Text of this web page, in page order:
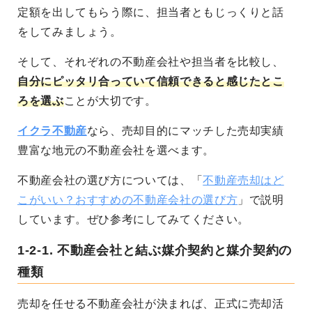
定額を出してもらう際に、担当者ともじっくりと話
をしてみましょう。
そして、 それぞれの不動産会社や担当者を比較し、
自分にピッタリ合っていて信頼できると感じたとこ
ろを選ぶこと が大切です。
イクラ不動産なら、売却目的にマッチした売却実績
豊富な地元の不動産会社を選べます。
不動産会社の選び方については、「不動産売却はど
こがいい？おすすめの不動産会社の選び方 」で説明
しています。ぜひ参考にしてみてください。
1-2-1. 不動産会社と結ぶ媒介契約と媒介契約の
種類
売却を任せる不動産会社が決まれば、正式に売却活